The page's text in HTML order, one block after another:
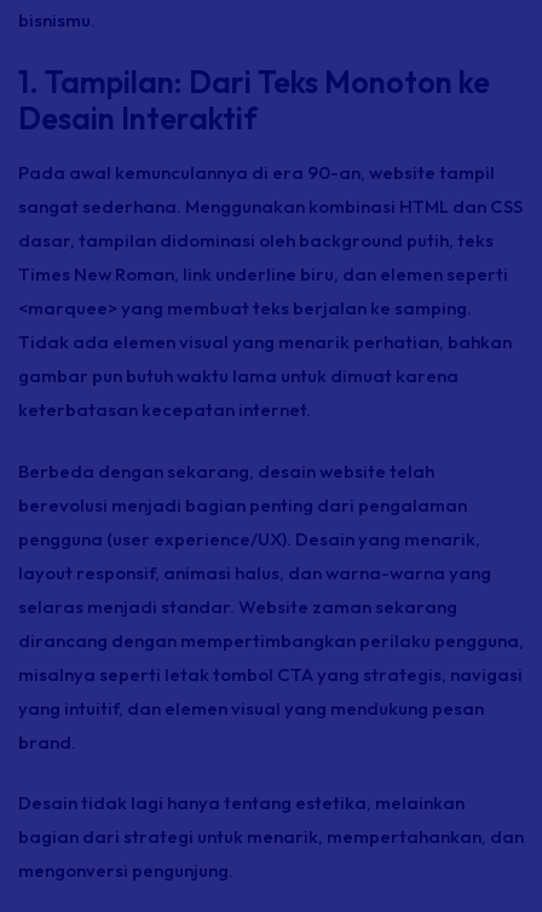
bisnismu.
1. Tampilan: Dari Teks Monoton ke
Desain Interaktif
Pada awal kemunculannya di era 90-an, website tampil
sangat sederhana. Menggunakan kombinasi HTML dan CSS
dasar, tampilan didominasi oleh background putih, teks
Times New Roman, link underline biru, dan elemen seperti
<marquee> yang membuat teks berjalan ke samping.
Tidak ada elemen visual yang menarik perhatian, bahkan
gambar pun butuh waktu lama untuk dimuat karena
keterbatasan kecepatan internet.
Berbeda dengan sekarang, desainwebsite telah
berevolusi menjadi bagian penting dari pengalaman
pengguna (user experience/UX). Desain yang menarik,
layout responsif, animasi halus, dan warna-warna yang
selaras menjadi standar. Website zaman sekarang
dirancang dengan mempertimbangkan perilaku pengguna,
misalnya seperti letak tombol CTA yang strategis, navigasi
yang intuitif, dan elemen visual yang mendukung pesan
brand
Desain tidak lagi hanya tentang estetika, melainkan
bagian dari strategi untuk menarik, mempertahankan, dan
mengonversi pengunjung.